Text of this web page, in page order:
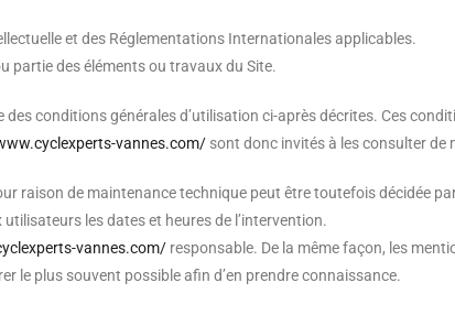
et des Réglementations Internationales applicables.
partie des éléments ou travaux du Site.
des conditions générales d’utilisation ci-après décrites. Ces
vannes.com/ sont donc invités à les consulter de
raison de maintenance technique peut être toutefois décidée
les dates et heures de l’intervention.
vannes.com/ responsable. De la même façon, les
le plus souvent possible afin d’en prendre connaissance.